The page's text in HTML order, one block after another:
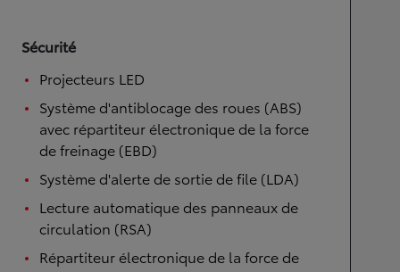
Sécurité
Projecteurs LED
Système d'antiblocage des roues (ABS)
avec répartiteur électronique de la force
de freinage (EBD)
Système d'alerte de sortie de file (LDA)
Lecture automatique des panneaux de
circulation (RSA)
Répartiteur électronique de la force de